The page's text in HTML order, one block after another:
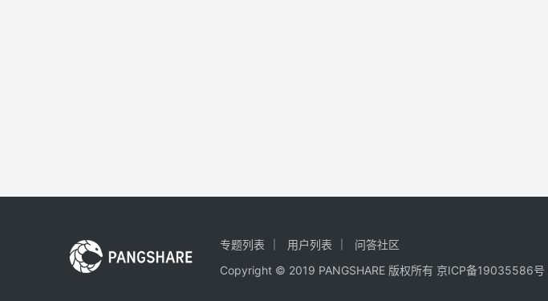
专题列表 用户列表
问答社区
Copyright © 2019 PANGSHARE 版权所有 京ICP备19035586号